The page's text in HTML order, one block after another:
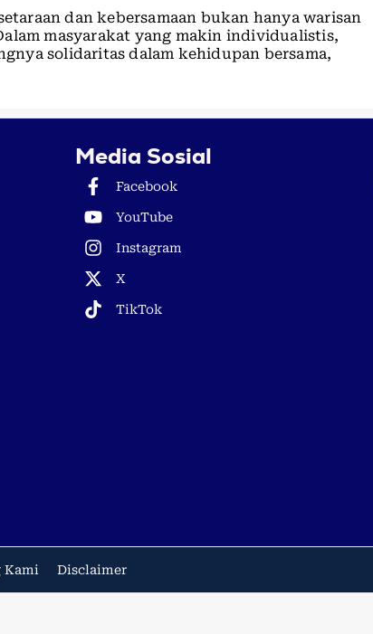
dan kebersamaan bukan hanya warisan
masyarakat yang makin individualistis,
solidaritas dalam kehidupan bersama,
Media Sosial
Facebook
YouTube
Instagram
X
TikTok
Kami Disclaimer